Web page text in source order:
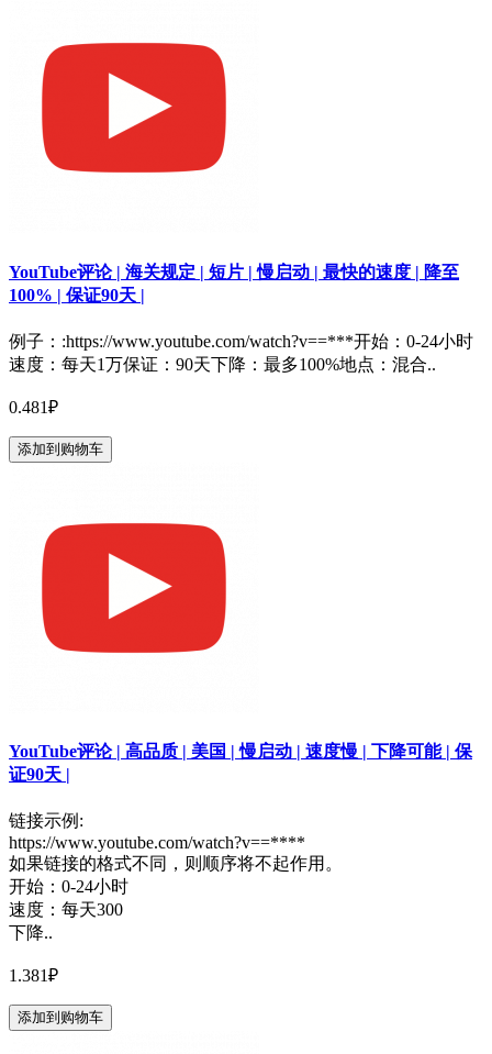
YouTube评论 | 海关规定 | 短片 | 慢启动 | 最快的速度 | 降至
100% | 保证90天 |
例子：:https://www.youtube.com/watch?v==***开始：0-24小时
速度：每天1万保证：90天下降：最多100%地点：混合..
0.481₽
添加到购物车
YouTube评论 | 高品质 | 美国 | 慢启动 | 速度慢 | 下降可能 | 保
证90天 |
链接示例:
https://www.youtube.com/watch?v==****
如果链接的格式不同，则顺序将不起作用。
开始：0-24小时
速度：每天300
下降..
1.381₽
添加到购物车